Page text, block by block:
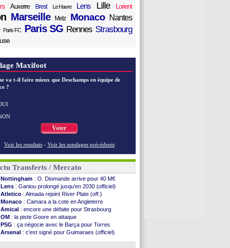
Auxerre Brest Le Havre Lens Lille Lorient
Marseille Metz Monaco Nantes
Paris FC Paris SG Rennes Strasbourg
Maxifoot
va t-il faire mieux que Deschamps en équipe de
?
Voter
Voir les resultats - Voir les sondages précédents
Transferts / Mercato
Nottingham : O. Diomande arrive pour 40 M€
Lens : Ganiou prolongé jusqu'en 2030 (officiel)
Atletico : Almada rejoint River Plate (off.)
Monaco : Camara a la cote en Angleterre
Amical : encore une défaite pour Strasbourg
OM : la piste Goore en attaque
PSG : ça négocie avec le Barça pour Torres
Arsenal : c'est signé pour Guimaraes (officiel)